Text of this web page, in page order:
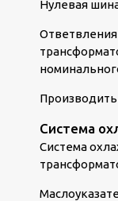
Нулевая
Система
Система